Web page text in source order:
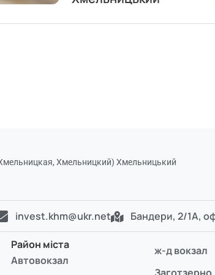
Хмельницкий) Хмельницький
invest.khm@ukr.net Бандери, 2/1А,
Район міста
Автовокзал
ж-д вокзал